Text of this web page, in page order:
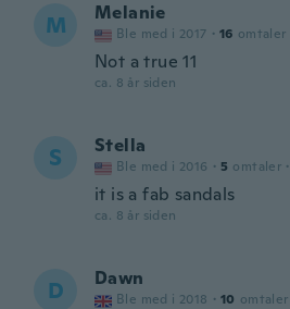
M Melanie
Ble med i 2017 · 16 omtaler
Not a true 11
ca. 8 år siden
S Stella
Ble med i 2016 · 5 omtaler ·
it is a fab sandals
ca. 8 år siden
D Dawn
Ble med i 2018 · 10 omtaler